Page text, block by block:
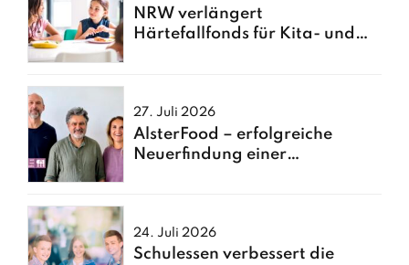
NRW verlängert
Härtefallfonds für Kita- und
27. Juli 2026
AlsterFood – erfolgreiche
Neuerfindung einer
24. Juli 2026
Schulessen verbessert die